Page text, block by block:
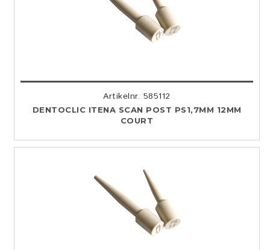
Artikelnr. 585112
DENTOCLIC ITENA SCAN POST PS1,7MM 12MM
COURT